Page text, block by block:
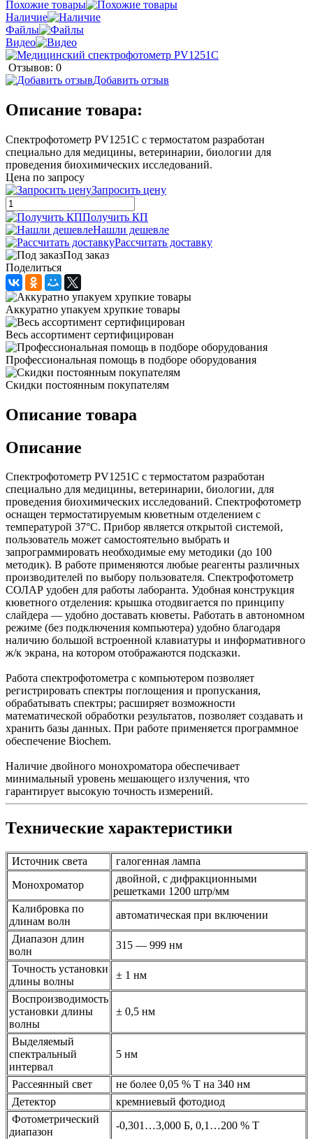
Похожие товары
Наличие
Файлы
Видео
Отзывов: 0
Добавить отзыв
Описание товара:
Спектрофотометр PV1251С с термостатом разработан
специально для медицины, ветеринарии, биологии для
проведения биохимических исследований.
Цена по запросу
Запросить цену
Получить КП
Нашли дешевле
Рассчитать доставку
Под заказ
Поделиться
Аккуратно упакуем хрупкие товары
Весь ассортимент сертифицирован
Профессиональная помощь в подборе оборудования
Скидки постоянным покупателям
Описание товара
Описание
Спектрофотометр PV1251С с термостатом разработан
специально для медицины, ветеринарии, биологии, для
проведения биохимических исследований. Спектрофотометр
оснащен термостатируемым кюветным отделением с
температурой 37°С. Прибор является открытой системой,
пользователь может самостоятельно выбрать и
запрограммировать необходимые ему методики (до 100
методик). В работе применяются любые реагенты различных
производителей по выбору пользователя. Спектрофотометр
СОЛАР удобен для работы лаборанта. Удобная конструкция
кюветного отделения: крышка отодвигается по принципу
слайдера — удобно доставать кюветы. Работать в автономном
режиме (без подключения компьютера) удобно благодаря
наличию большой встроенной клавиатуры и информативного
ж/к экрана, на котором отображаются подсказки.
Работа спектрофотометра с компьютером позволяет
регистрировать спектры поглощения и пропускания,
обрабатывать спектры; расширяет возможности
математической обработки результатов, позволяет создавать и
хранить базы данных. При работе применяется программное
обеспечение Biochem.
Наличие двойного монохроматора обеспечивает
минимальный уровень мешающего излучения, что
гарантирует высокую точность измерений.
Технические характеристики
Источник света
галогенная лампа
Монохроматор
двойной, с дифракционными
решетками 1200 штр/мм
Калибровка по
длинам волн
автоматическая при включении
Диапазон длин
волн
315 — 999 нм
Точность установки
длины волны
± 1 нм
Воспроизводимость
установки длины
волны
± 0,5 нм
Выделяемый
спектральный
интервал
5 нм
Рассеянный свет
не более 0,05 % Т на 340 нм
Детектор
кремниевый фотодиод
Фотометрический
диапазон
-0,301…3,000 Б, 0,1…200 % Т